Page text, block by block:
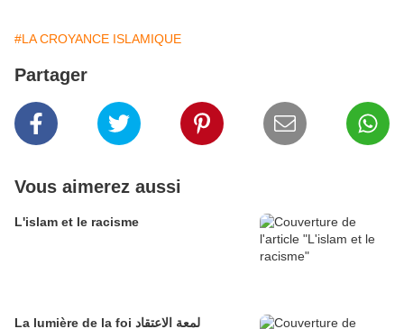
#LA CROYANCE ISLAMIQUE
Partager
Vous aimerez aussi
L'islam et le racisme
La lumière de la foi لمعة الاعتقاد